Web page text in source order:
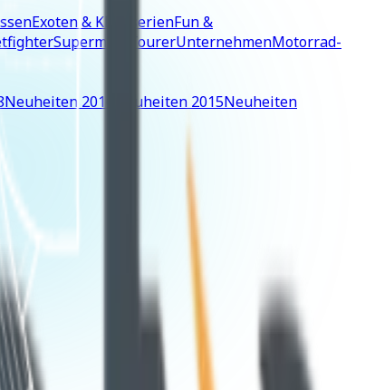
Exoten & KleinserienFun &
Supermoto TourerUnternehmenMotorrad-
Neuheiten 2016 Neuheiten 2015Neuheiten